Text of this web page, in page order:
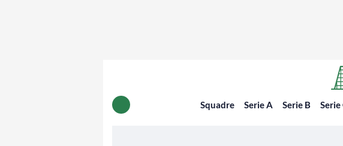
Squadre Serie A Serie B Serie